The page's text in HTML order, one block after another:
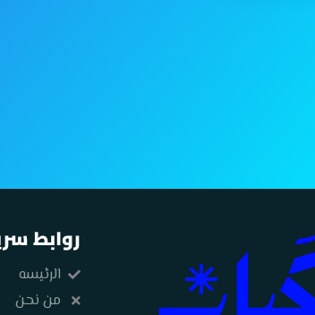
روابط
الرئيسه
من نحن